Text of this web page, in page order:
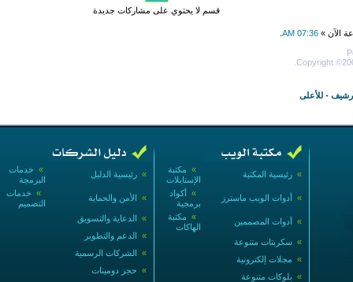
قسم لا يحتوي على مشاركات جديدة
الآن » 07:36 AM
Copyright
- للأعلى
» خدمات
البرمجة
» رئيسية الدليل
» خدمات
التصميم
» الأمن والحماية
» الدعاية والتسويق
» الدعم والتطوير
» الشركات الرسمية
» حجز دومينات
» مكتبة
الإستايلات
» رئيسية المكتبة
» أكواد
برمجية
» أدوات الويب ماسترز
» مكتبة
الهاكات
» أدوات المصممين
» سكربتات متنوعة
» مجلات إلكترونية
» بلوكات متنوعة